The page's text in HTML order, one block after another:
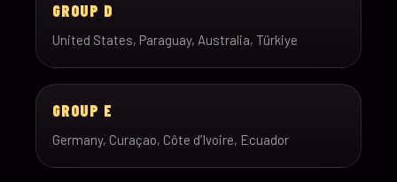
GROUP D
United States, Paraguay, Australia, Türkiye
GROUP E
Germany, Curaçao, Côte d’Ivoire, Ecuador